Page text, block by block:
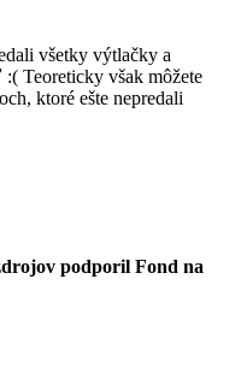
všetky výtlačky a
Teoreticky však môžete
ktoré ešte nepredali
podporil Fond na